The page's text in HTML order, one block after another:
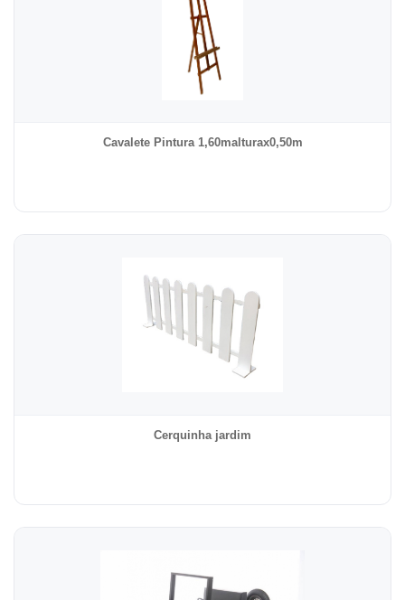
Cavalete Pintura 1,60malturax0,50m
Cerquinha jardim